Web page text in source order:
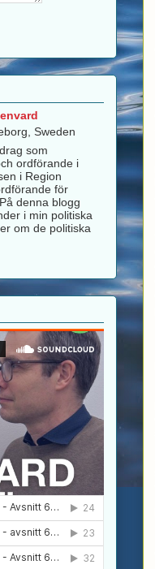
Sweden
som
ordförande i
i Region
för
denna blogg
i min politiska
om de politiska